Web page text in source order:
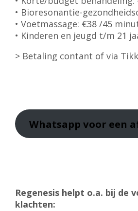
• Bioresonantie-
• Voetmassage: €38 /45
• Kinderen en jeugd t/m 21
> Betaling contant of via
Whatsapp voor een
Regenesis helpt o.a. bij de
klachten: